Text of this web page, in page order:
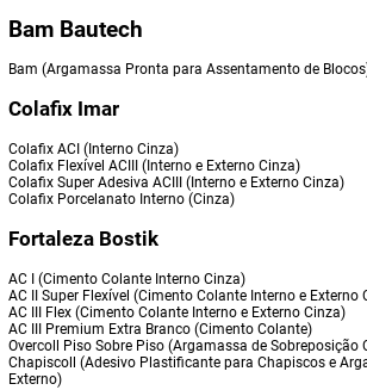
Bam Bautech
Bam (Argamassa Pronta para Assentamento de
Colafix Imar
Colafix ACI (Interno Cinza)
Colafix Flexível ACIII (Interno e Externo Cinza)
Colafix Super Adesiva ACIII (Interno e Externo Cinza)
Colafix Porcelanato Interno (Cinza)
Fortaleza Bostik
AC I (Cimento Colante Interno Cinza)
AC II Super Flexível (Cimento Colante Interno e Externo
AC III Flex (Cimento Colante Interno e Externo Cinza)
AC III Premium Extra Branco (Cimento Colante)
Overcoll Piso Sobre Piso (Argamassa de Sobreposição
Chapiscoll (Adesivo Plastificante para Chapiscos e
Externo)